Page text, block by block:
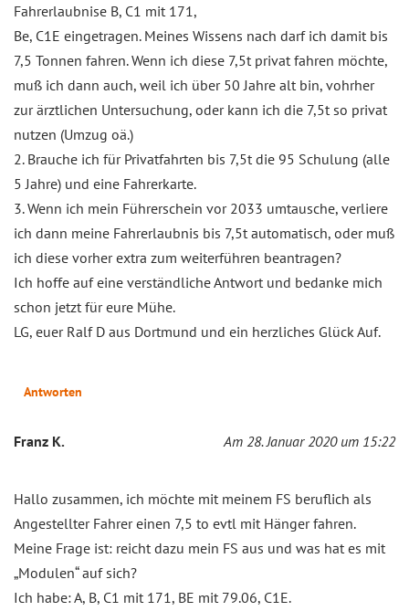
Fahrerlaubnise B, C1 mit 171,
Be, C1E eingetragen. Meines Wissens nach darf ich damit bis
7,5 Tonnen fahren. Wenn ich diese 7,5t privat fahren möchte,
muß ich dann auch, weil ich über 50 Jahre alt bin, vohrher
zur ärztlichen Untersuchung, oder kann ich die 7,5t so privat
nutzen (Umzug oä.)
2. Brauche ich für Privatfahrten bis 7,5t die 95 Schulung (alle
5 Jahre) und eine Fahrerkarte.
3. Wenn ich mein Führerschein vor 2033 umtausche, verliere
ich dann meine Fahrerlaubnis bis 7,5t automatisch, oder muß
ich diese vorher extra zum weiterführen beantragen?
Ich hoffe auf eine verständliche Antwort und bedanke mich
schon jetzt für eure Mühe.
LG, euer Ralf D aus Dortmund und ein herzliches Glück Auf.
Antworten
Franz K. Am 28. Januar 2020 um 15:22
Hallo zusammen, ich möchte mit meinem FS beruflich als
Angestellter Fahrer einen 7,5 to evtl mit Hänger fahren.
Meine Frage ist: reicht dazu mein FS aus und was hat es mit
„Modulen“ auf sich?
Ich habe: A, B, C1 mit 171, BE mit 79.06, C1E.